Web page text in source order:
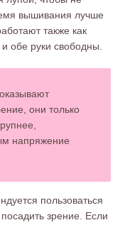
вышивания лучше
также как
обе руки свободны.
они только
напряжение
пользоваться
зрение. Если